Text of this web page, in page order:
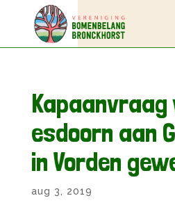
Kapaanvraag
esdoorn aan
in Vorden
aug 3, 2019